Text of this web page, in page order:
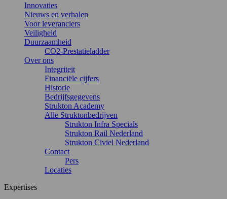
Innovaties
Nieuws en verhalen
Voor leveranciers
Veiligheid
Duurzaamheid
CO2-Prestatieladder
Over ons
Integriteit
Financiële cijfers
Historie
Bedrijfsgegevens
Strukton Academy
Alle Struktonbedrijven
Strukton Infra Specials
Strukton Rail Nederland
Strukton Civiel Nederland
Contact
Pers
Locaties
Expertises